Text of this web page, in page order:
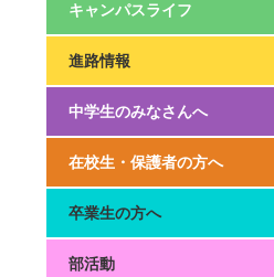
キャンパスライフ
進路情報
中学生のみなさんへ
在校生・保護者の方へ
卒業生の方へ
部活動